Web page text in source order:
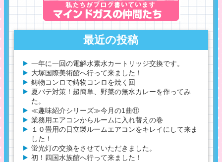
最近の投稿
一年に一回の電解水素水カートリッジ交換です。
大塚国際美術館へ行って来ました！
鋳物コンロで鋳物コンロを焼く回
夏バテ対策！超簡単、野菜の無水カレーを作ってみ
た。
≪趣味紹介シリーズ≫今月の1曲⑪
業務用エアコンからルームに入れ替えの巻
１０畳用の日立製ルームエアコンをキレイにして来ま
した！
蛍光灯の交換をさせていただきました。
初！四国水族館へ行って来ました！